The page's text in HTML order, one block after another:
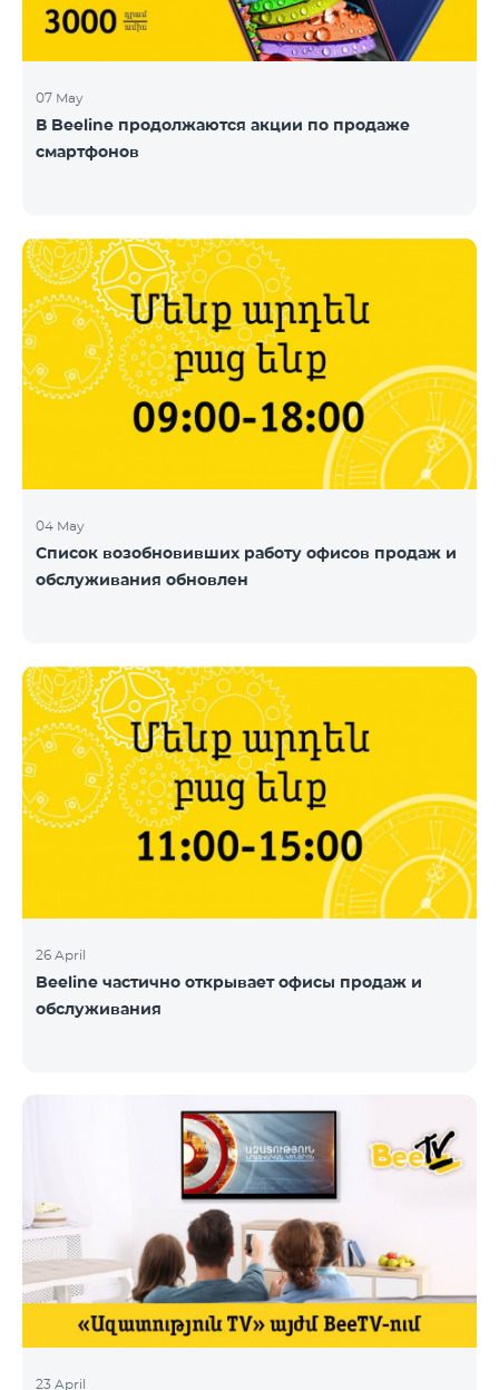
07 May
В Beeline продолжаются акции по продаже
смартфонов
04 May
Список возобновивших работу офисов продаж и
обслуживания обновлен
26 April
Beeline частично открывает офисы продаж и
обслуживания
23 April